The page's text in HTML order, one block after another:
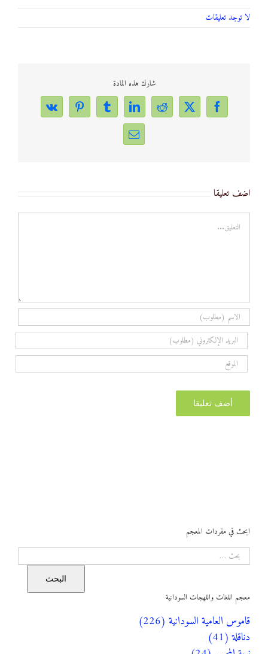
لا توجد تعليقات
شارك هذه المادة
Facebook
X
Reddit
LinkedIn
Tumblr
Pinterest
Vk
Email
اضف تعليقا
تعليق
ابحث في مفردات المعجم
البحث
البحث
معجم اللغات واللهجات السودانية
قاموس العامية السودانية (226)
دناقلة (41)